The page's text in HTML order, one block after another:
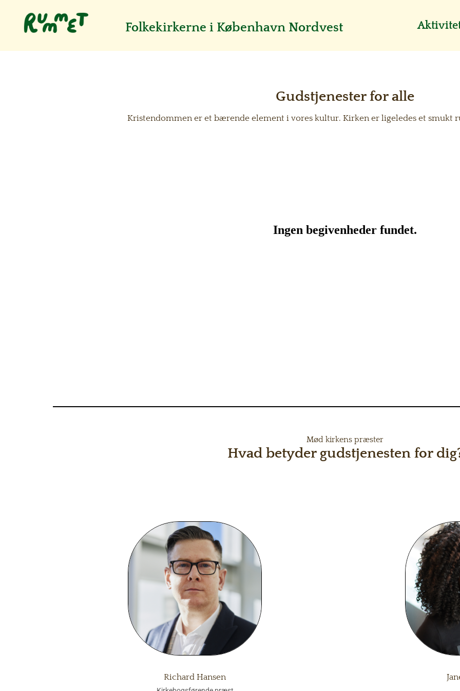
Folkekirkerne i København Nordvest
Gudstjenester for alle
Kristendommen er et bærende element i vores kultur. Kirken er ligeledes et smukt
Mød kirkens præster
Hvad betyder gudstjenesten for
Richard Hansen